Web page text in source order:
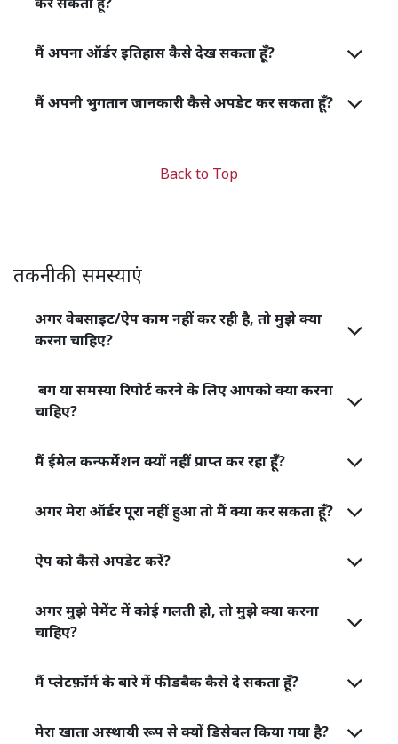
मैं अपना ऑर्डर इतिहास कैसे देख सकता हूँ?
मैं अपनी भुगतान जानकारी कैसे अपडेट कर सकता हूँ?
Back to Top
तकनीकी समस्याएं
अगर वेबसाइट/ऐप काम नहीं कर रही है, तो मुझे क्या
करना चाहिए?
बग या समस्या रिपोर्ट करने के लिए आपको क्या करना
चाहिए?
मैं ईमेल कन्फर्मेशन क्यों नहीं प्राप्त कर रहा हूँ?
अगर मेरा ऑर्डर पूरा नहीं हुआ तो मैं क्या कर सकता हूँ?
अगर मुझे पेमेंट में कोई गलती हो, तो मुझे क्या करना